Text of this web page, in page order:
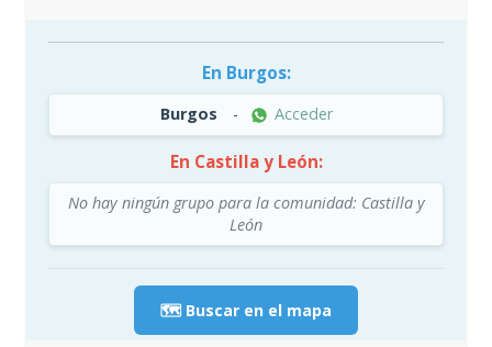
En Burgos:
Burgos - Acceder
En Castilla y León:
No hay ningún grupo para la comunidad: Castilla y
León
🗺️ Buscar en el mapa